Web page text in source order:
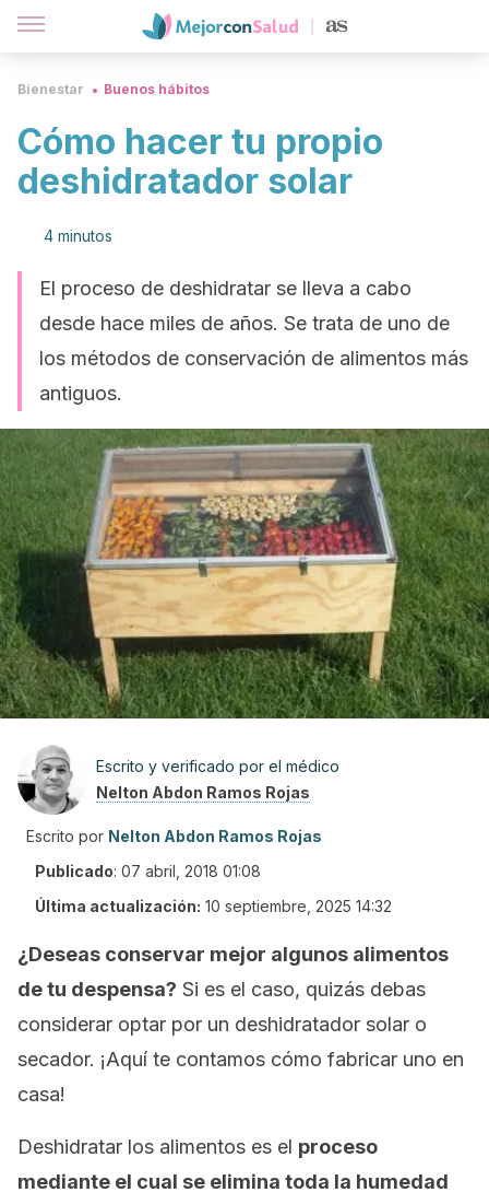
Bienestar Buenos hábitos
Cómo hacer tu propio
deshidratador solar
4 minutos
El proceso de deshidratar se lleva a cabo
desde hace miles de años. Se trata de uno de
los métodos de conservación de alimentos más
antiguos.
Escrito y verificado por el médico
Nelton Abdon Ramos Rojas
Escrito por Nelton Abdon Ramos Rojas
Publicado: 07 abril, 2018 01:08
Última actualización: 10 septiembre, 2025 14:32
¿Deseas conservar mejor algunos alimentos
de tu despensa? Si es el caso, quizás debas
considerar optar por un deshidratador solar o
secador. ¡Aquí te contamos cómo fabricar uno en
casa!
Deshidratar los alimentos es el proceso
mediante el cual se elimina toda la humedad